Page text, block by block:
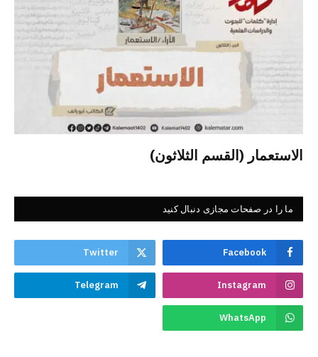
الاستعمار (القسم الثلاثون)
ما را در صفحات مجازی دنبال کنید
Facebook
Twitter
Instagram
Telegram
WhatsApp